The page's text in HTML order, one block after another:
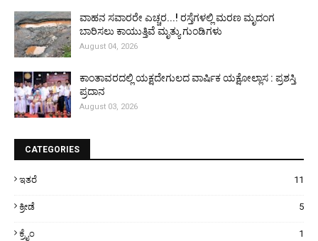
ವಾಹನ ಸವಾರರೇ ಎಚ್ಚರ...! ರಸ್ತೆಗಳಲ್ಲಿ ಮರಣ ಮೃದಂಗ
ಬಾರಿಸಲು ಕಾಯುತ್ತಿವೆ ಮೃತ್ಯು ಗುಂಡಿಗಳು
August 04, 2026
ಕಾಂತಾವರದಲ್ಲಿ ಯಕ್ಷದೇಗುಲದ ವಾರ್ಷಿಕ ಯಕ್ಷೋಲ್ಲಾಸ : ಪ್ರಶಸ್ತಿ
ಪ್ರದಾನ
August 03, 2026
CATEGORIES
ಇತರೆ 11
ಕ್ರೀಡೆ 5
ಕ್ರೈಂ 1